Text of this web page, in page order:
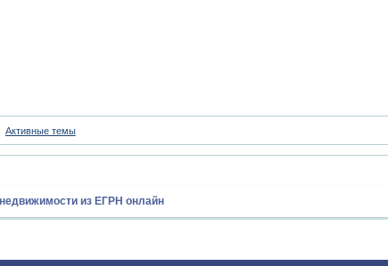
Активные темы
из ЕГРН онлайн